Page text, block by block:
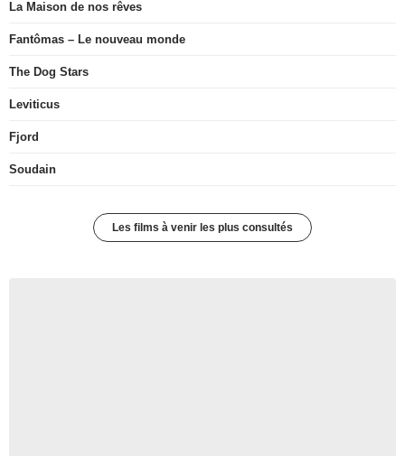
La Maison de nos rêves
Fantômas – Le nouveau monde
The Dog Stars
Leviticus
Fjord
Soudain
Les films à venir les plus consultés